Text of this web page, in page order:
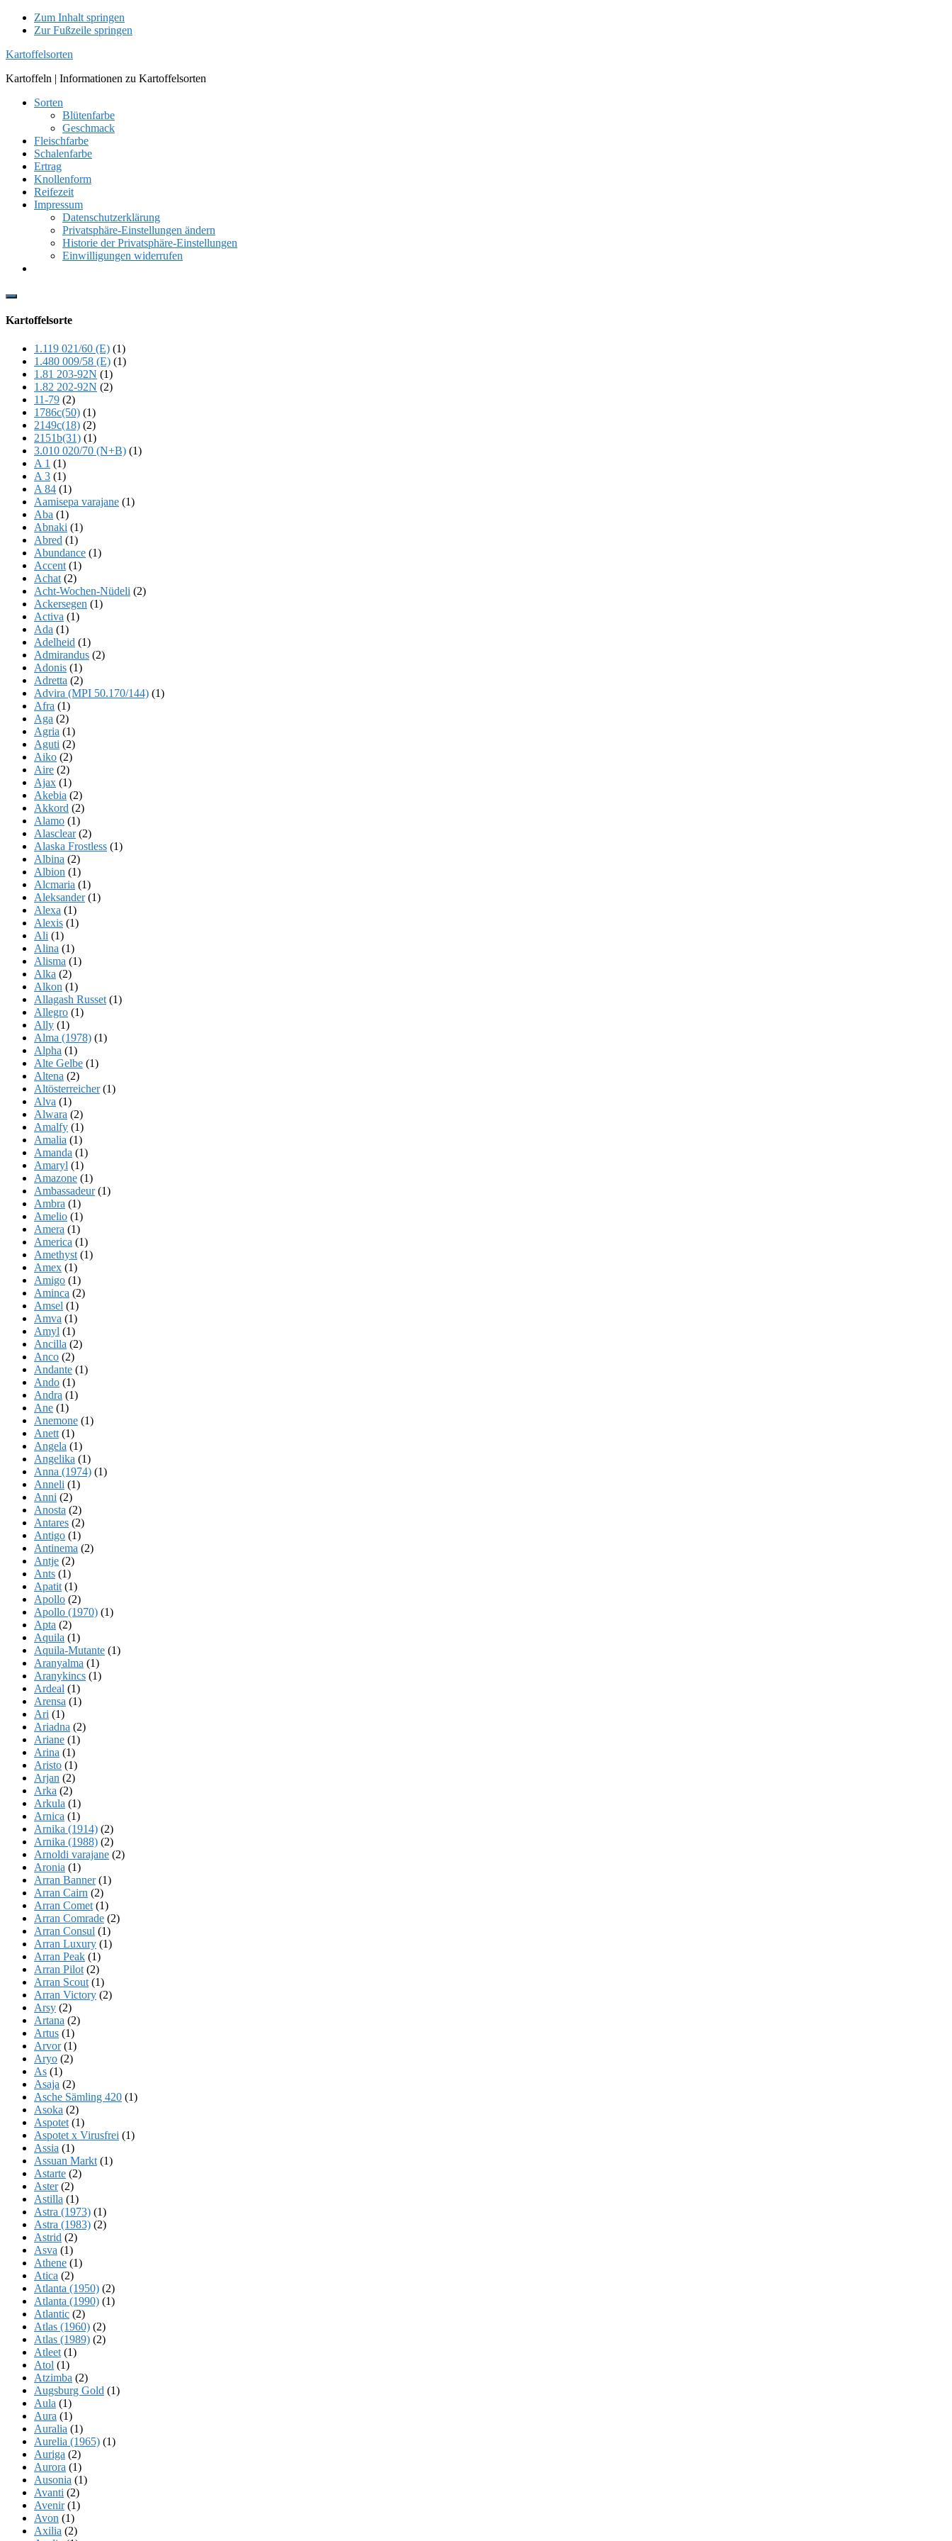
Zum Inhalt springen
Zur Fußzeile springen
Kartoffelsorten
Kartoffeln | Informationen zu Kartoffelsorten
Sorten
Blütenfarbe
Geschmack
Fleischfarbe
Schalenfarbe
Ertrag
Knollenform
Reifezeit
Impressum
Datenschutzerklärung
Privatsphäre-Einstellungen ändern
Historie der Privatsphäre-Einstellungen
Einwilligungen widerrufen
Show
Content
Kartoffelsorte
1.119 021/60 (E) (1)
1.480 009/58 (E) (1)
1.81 203-92N (1)
1.82 202-92N (2)
11-79 (2)
1786c(50) (1)
2149c(18) (2)
2151b(31) (1)
3.010 020/70 (N+B) (1)
A 1 (1)
A 3 (1)
A 84 (1)
Aamisepa varajane (1)
Aba (1)
Abnaki (1)
Abred (1)
Abundance (1)
Accent (1)
Achat (2)
Acht-Wochen-Nüdeli (2)
Ackersegen (1)
Activa (1)
Ada (1)
Adelheid (1)
Admirandus (2)
Adonis (1)
Adretta (2)
Advira (MPI 50.170/144) (1)
Afra (1)
Aga (2)
Agria (1)
Aguti (2)
Aiko (2)
Aire (2)
Ajax (1)
Akebia (2)
Akkord (2)
Alamo (1)
Alasclear(2)
Alaska Frostless (1)
Albina (2)
Albion (1)
Alcmaria (1)
Aleksander(1)
Alexa (1)
Alexis (1)
Ali (1)
Alina (1)
Alisma (1)
Alka (2)
Alkon (1)
Allagash Russet (1)
Allegro (1)
Ally (1)
Alma (1978) (1)
Alpha (1)
Alte Gelbe (1)
Altena (2)
Altösterreicher(1)
Alva (1)
Alwara (2)
Amalfy (1)
Amalia (1)
Amanda (1)
Amaryl (1)
Amazone (1)
Ambassadeur(1)
Ambra (1)
Amelio (1)
Amera (1)
America (1)
Amethyst (1)
Amex (1)
Amigo (1)
Aminca (2)
Amsel (1)
Amva (1)
Amyl (1)
Ancilla (2)
Anco (2)
Andante (1)
Ando (1)
Andra (1)
Ane (1)
Anemone (1)
Anett (1)
Angela (1)
Angelika (1)
Anna (1974) (1)
Anneli (1)
Anni (2)
Anosta (2)
Antares (2)
Antigo (1)
Antinema (2)
Antje (2)
Ants (1)
Apatit (1)
Apollo (2)
Apollo (1970) (1)
Apta (2)
Aquila (1)
Aquila-Mutante (1)
Aranyalma (1)
Aranykincs (1)
Ardeal (1)
Arensa (1)
Ari (1)
Ariadna (2)
Ariane (1)
Arina (1)
Aristo (1)
Arjan (2)
Arka (2)
Arkula (1)
Arnica (1)
Arnika (1914) (2)
Arnika (1988) (2)
Arnoldi varajane (2)
Aronia (1)
Arran Banner(1)
Arran Cairn (2)
Arran Comet (1)
Arran Comrade (2)
Arran Consul (1)
Arran Luxury (1)
Arran Peak (1)
Arran Pilot (2)
Arran Scout (1)
Arran Victory (2)
Arsy (2)
Artana (2)
Artus (1)
Arvor(1)
Aryo (2)
As (1)
Asaja (2)
Asche Sämling 420 (1)
Asoka (2)
Aspotet (1)
Aspotet x Virusfrei (1)
Assia (1)
Assuan Markt (1)
Astarte (2)
Aster(2)
Astilla (1)
Astra (1973) (1)
Astra (1983) (2)
Astrid (2)
Asva (1)
Athene (1)
Atica (2)
Atlanta (1950) (2)
Atlanta (1990) (1)
Atlantic (2)
Atlas (1960) (2)
Atlas (1989) (2)
Atleet (1)
Atol (1)
Atzimba (2)
Augsburg Gold (1)
Aula (1)
Aura (1)
Auralia (1)
Aurelia (1965) (1)
Auriga (2)
Aurora (1)
Ausonia (1)
Avanti (2)
Avenir(1)
Avon (1)
Axilia (2)